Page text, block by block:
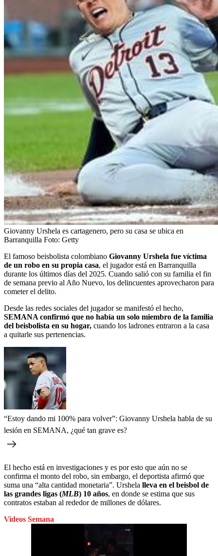
Giovanny Urshela es cartagenero, pero su casa se ubica en
Barranquilla Foto: Getty
El famoso beisbolista colombiano Giovanny Urshela fue víctima
de un robo en su propia casa, el jugador está en Barranquilla
durante los últimos días del 2025. Cuando salió con su familia el fin
de semana previo al Año Nuevo, los delincuentes aprovecharon para
cometer el delito.
Desde las redes sociales del jugador se manifestó el hecho,
SEMANA confirmó que no había un solo miembro de la familia
del beisbolista en su hogar, cuando los ladrones entraron a la casa
a quitarle sus pertenencias.
“Estoy dando mi 100% para volver”: Giovanny Urshela habla de su
lesión en SEMANA, ¿qué tan grave es?
El hecho está en investigaciones y es por esto que aún no se
confirma el monto del robo, sin embargo, el deportista afirmó que
suma una “alta cantidad monetaria”. Urshela lleva en el beisbol de
las grandes ligas (MLB) 10 años, en donde se estima que sus
contratos estaban al rededor de millones de dólares.
Videos Semana